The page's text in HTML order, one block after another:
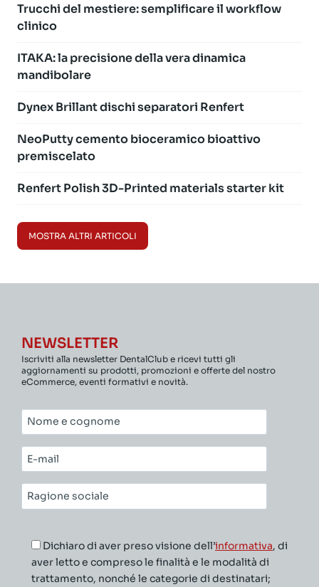
Trucchi del mestiere: semplificare il workflow
clinico
ITAKA: la precisione della vera dinamica
mandibolare
Dynex Brillant dischi separatori Renfert
NeoPutty cemento bioceramico bioattivo
premiscelato
Renfert Polish 3D-Printed materials starter kit
MOSTRA ALTRI ARTICOLI
NEWSLETTER
Iscriviti alla newsletter DentalClub e ricevi tutti gli
aggiornamenti su prodotti, promozioni e offerte del nostro
eCommerce, eventi formativi e novità.
Nome
e
cognome*
E-
mail*
Ragione
sociale*
Dichiaro di aver preso visione dell’informativa, di
aver letto e compreso le finalità e le modalità di
trattamento, nonché le categorie di destinatari;